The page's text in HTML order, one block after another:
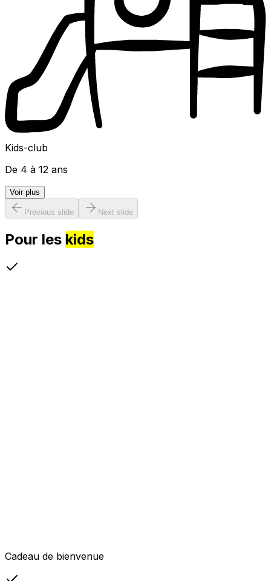
Kids-club
De 4 à 12 ans
Voir plus
Previous slide Next slide
Pour les kids
Cadeau de bienvenue